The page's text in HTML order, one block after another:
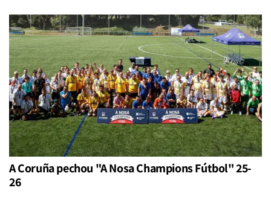
A Coruña pechou "A Nosa Champions Fútbol" 25-
26